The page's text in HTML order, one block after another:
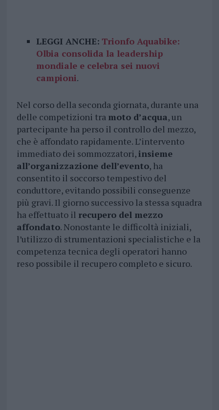
LEGGI ANCHE: Trionfo Aquabike:
Olbia consolida la leadership
mondiale e celebra sei nuovi
campioni.
Nel corso della seconda giornata, durante una
delle competizioni tra moto d’acqua, un
partecipante ha perso il controllo del mezzo,
che è affondato rapidamente. L’intervento
immediato dei sommozzatori,insieme
all’organizzazione dell’evento, ha
consentito il soccorso tempestivo del
conduttore, evitando possibili conseguenze
più gravi. Il giorno successivo la stessa squadra
ha effettuato il recupero del mezzo
affondato. Nonostante le difficoltà iniziali,
l’utilizzo di strumentazioni specialistiche e la
competenza tecnica degli operatori hanno
reso possibile il recupero completo e sicuro.